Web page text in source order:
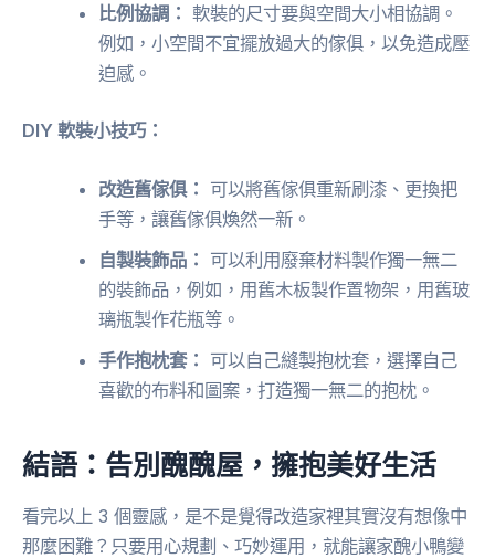
比例協調： 軟裝的尺寸要與空間大小相協調。
例如，小空間不宜擺放過大的傢俱，以免造成壓
迫感。
DIY 軟裝小技巧：
改造舊傢俱： 可以將舊傢俱重新刷漆、更換把
手等，讓舊傢俱煥然一新。
自製裝飾品： 可以利用廢棄材料製作獨一無二
的裝飾品，例如，用舊木板製作置物架，用舊玻
璃瓶製作花瓶等。
手作抱枕套： 可以自己縫製抱枕套，選擇自己
喜歡的布料和圖案，打造獨一無二的抱枕。
結語：告別醜醜屋，擁抱美好生活
看完以上 3 個靈感，是不是覺得改造家裡其實沒有想像中
那麼困難？只要用心規劃、巧妙運用，就能讓家醜小鴨變